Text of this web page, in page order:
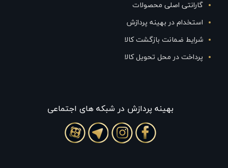
گارانتی اصلی محصولات
استخدام در بهینه پردازش
شرایط ضمانت بازگشت کالا
پرداخت در محل تحویل کالا
بهينه پردازش در شبکه های اجتماعی